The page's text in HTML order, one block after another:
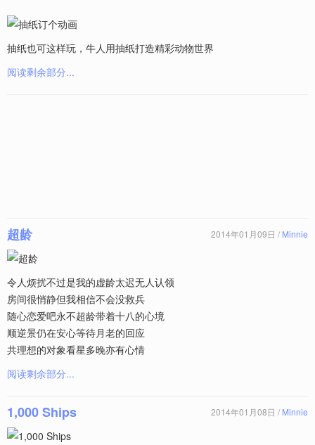
抽纸也可这样玩，牛人用抽纸打造精彩动物世界
阅读剩余部分...
超龄 2014年01月09日 / Minnie
令人烦扰不过是我的虚龄太迟无人认领
房间很悄静但我相信不会没救兵
随心恋爱吧永不超龄带着十八的心境
顺逆景仍在安心等待月老的回应
共理想的对象看星多晚亦有心情
阅读剩余部分...
1,000 Ships 2014年01月08日 / Minnie